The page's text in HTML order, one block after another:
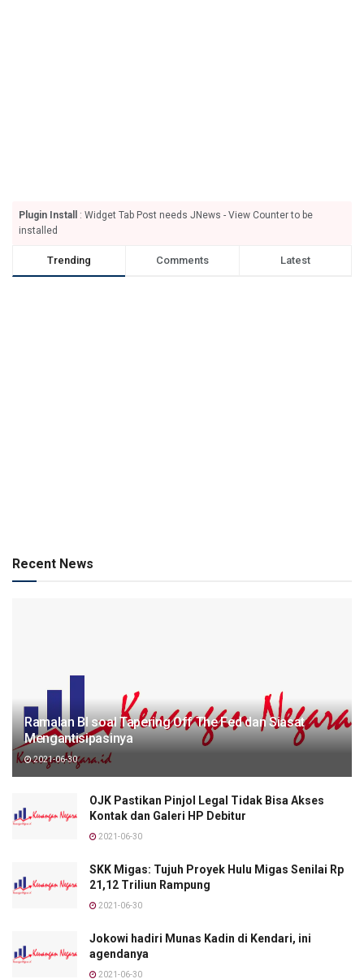
Plugin Install
: Widget Tab Post needs JNews - View Counter to be
installed
Trending Comments Latest
Recent News
Ramalan BI soal Tapering Off The Fed dan Siasat
Mengantisipasinya
2021-06-30
OJK Pastikan Pinjol Legal Tidak Bisa Akses
Kontak dan Galeri HP Debitur
2021-06-30
SKK Migas: Tujuh Proyek Hulu Migas Senilai Rp
21,12 Triliun Rampung
2021-06-30
Jokowi hadiri Munas Kadin di Kendari, ini
agendanya
2021-06-30